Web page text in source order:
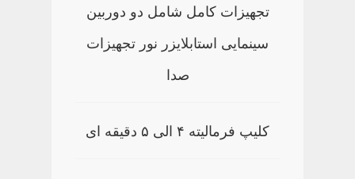
تجهیزات کامل شامل دو دوربین
سینمایی استابلایزر نور تجهیزات
صدا
کلیپ فرمالیته ۴ الی ۵ دقیقه ای